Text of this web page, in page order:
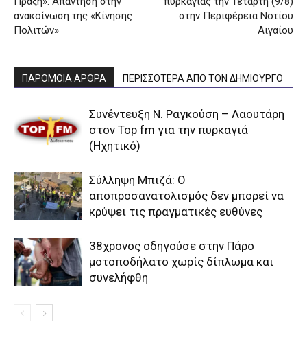
ανακοίνωση της «Κίνησης
Πολιτών»
στην Περιφέρεια Νοτίου
Αιγαίου
ΠΑΡΟΜΟΙΑ ΑΡΘΡΑ ΠΕΡΙΣΣΟΤΕΡΑ ΑΠΟ ΤΟΝ ΔΗΜΙΟΥΡΓΟ
Συνέντευξη Ν. Ραγκούση – Λαουτάρη
στον Top fm για την πυρκαγιά
(Ηχητικό)
Σύλληψη Μπιζά: Ο
αποπροσανατολισμός δεν μπορεί να
κρύψει τις πραγματικές ευθύνες
38χρονος οδηγούσε στην Πάρο
μοτοποδήλατο χωρίς δίπλωμα και
συνελήφθη